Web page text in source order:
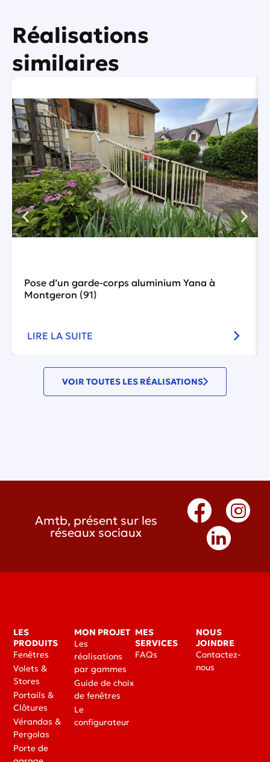
Réalisations
similaires
Pose d’un garde-corps aluminium Yana à
Montgeron (91)
LIRE LA SUITE
VOIR TOUTES LES RÉALISATIONS
Amtb, présent sur les
réseaux sociaux
LES
PRODUITS
Fenêtres
Volets &
Stores
Portails &
Clôtures
Vérandas &
Pergolas
Porte de
MON PROJET
Les
réalisations
par gammes
Guide de choix
de fenêtres
Le
configurateur
MES
SERVICES
FAQs
NOUS
JOINDRE
Contactez-
nous